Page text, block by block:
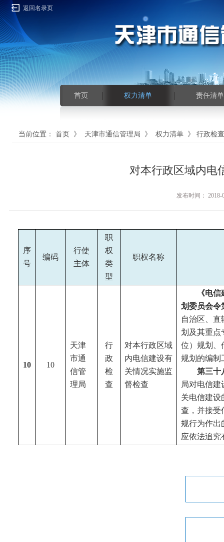
返回名录页
首页 权力清单 责任清单
当前位置： 首页 》 天津市通信管理局 》 权力清单 》 行政检查
对本行政区域内电
发布时间：
序
号
编码
行使
主体
职
权
类
型
职权名称
10 10
天津
市通
信管
理局
行
政
检
查
对本行政区域
内电信建设有
关情况实施监
督检查
《电
划委员会令
自治区、直
划及其重点
位）规划、
规划的编制
第三十
局对电信建
关电信建设
查，并接受
规行为作出
应依法追究